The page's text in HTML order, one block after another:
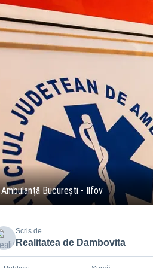
Ambulanță București - Ilfov
Scris de
Realitatea de Dambovita